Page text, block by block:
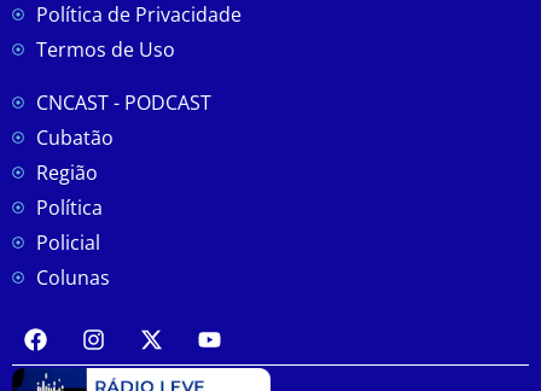
Política de Privacidade
Termos de Uso
CNCAST - PODCAST
Cubatão
Região
Política
Policial
Colunas